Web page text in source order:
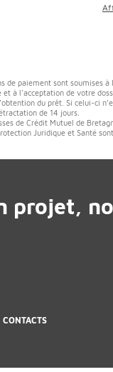
de paiement sont soumises à
à l'acceptation de votre
du prêt. Si celui-ci
de 14 jours.
de Crédit Mutuel de
Juridique et Santé
projet,
CONTACTS